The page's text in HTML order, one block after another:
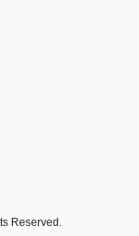
Reserved.